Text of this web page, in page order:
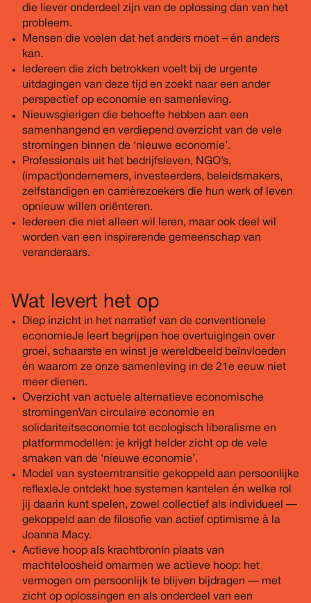
die liever onderdeel zijn van de oplossing dan van het
probleem.
Mensen die voelen dat het anders moet – én anders
kan.
Iedereen die zich betrokken voelt bij de urgente
uitdagingen van deze tijd en zoekt naar een ander
perspectief op economie en samenleving.
Nieuwsgierigen die behoefte hebben aan een
samenhangend en verdiepend overzicht van de vele
stromingen binnen de ‘nieuwe economie’.
Professionals uit het bedrijfsleven, NGO’s,
(impact)ondernemers, investeerders, beleidsmakers,
zelfstandigen en carrièrezoekers die hun werk of leven
opnieuw willen oriënteren.
Iedereen die niet alleen wil leren, maar ook deel wil
worden van een inspirerende gemeenschap van
veranderaars.
Wat levert het op
Diep inzicht in het narratief van de conventionele
economie Je leert begrijpen hoe overtuigingen over
groei, schaarste en winst je wereldbeeld beïnvloeden
én waarom ze onze samenleving in de 21e eeuw niet
meer dienen.
Overzicht van actuele alternatieve economische
stromingen Van circulaire economie en
solidariteitseconomie tot ecologisch liberalisme en
platformmodellen: je krijgt helder zicht op de vele
smaken van de ‘nieuwe economie’.
Model van systeemtransitie gekoppeld aan persoonlijke
reflexie Je ontdekt hoe systemen kantelen én welke rol
jij daarin kunt spelen, zowel collectief als individueel —
gekoppeld aan de filosofie van actief optimisme à la
Joanna Macy.
Actieve hoop als krachtbron In plaats van
machteloosheid omarmen we actieve hoop: het
vermogen om persoonlijk te blijven bijdragen — met
zicht op oplossingen en als onderdeel van een